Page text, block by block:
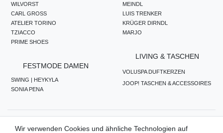
WILVORST
CARL GROSS
ATELIER TORINO
TZIACCO
PRIME SHOES
FESTMODE DAMEN
SWING | HEYKYLA
SONIA PENA
MEINDL
LUIS TRENKER
KRÜGER DIRNDL
MARJO
LIVING & TASCHEN
VOLUSPA DUFTKERZEN
JOOP! TASCHEN & ACCESSOIRES
ZAHLUNGSMETHODEN
Wir verwenden Cookies und ähnliche Technologien auf